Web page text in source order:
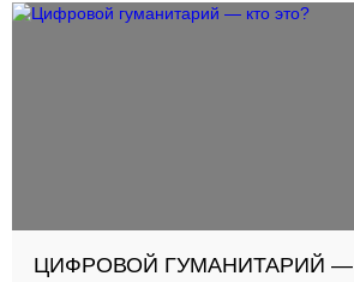
кратко рассказываем о ходе
ЦИФРОВОЙ ГУМАНИТАРИЙ —